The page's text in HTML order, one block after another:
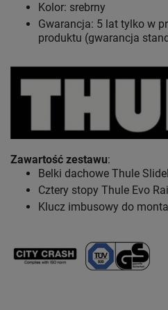
Kolor: srebrny
Gwarancja: 5 lat tylko w
produktu (gwarancja
Zawartość zestawu:
Belki dachowe Thule
Cztery stopy Thule Evo
Klucz imbusowy do